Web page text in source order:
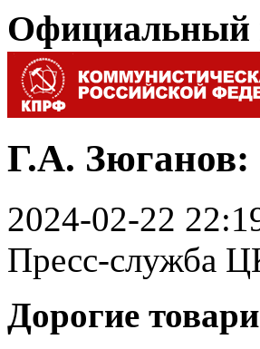
Официальный
Г.А.
2024-02-22
Пресс-служба
Дорогие